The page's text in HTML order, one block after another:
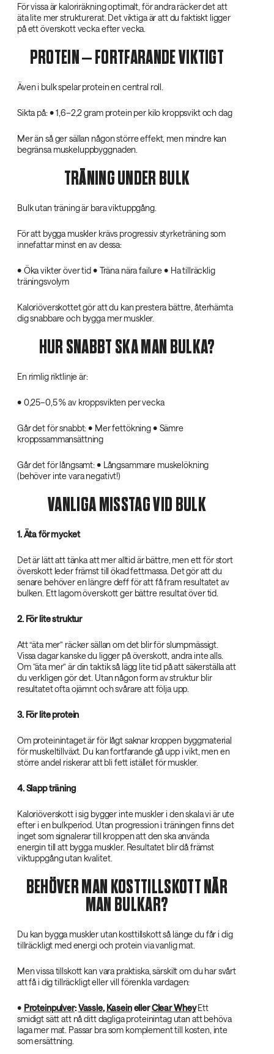
För vissa är kaloriräkning optimalt, för andra räcker det att
äta lite mer strukturerat. Det viktiga är att du faktiskt ligger
på ett överskott vecka efter vecka.
PROTEIN – FORTFARANDE VIKTIGT
Även i bulk spelar protein en central roll.
Sikta på: • 1,6–2,2 gram protein per kilo kroppsvikt och dag
Mer än så ger sällan någon större effekt, men mindre kan
begränsa muskeluppbyggnaden.
TRÄNING UNDER BULK
Bulk utan träning är bara viktuppgång.
För att bygga muskler krävs progressiv styrketräning som
innefattar minst en av dessa:
• Öka vikter över tid • Träna nära failure • Ha tillräcklig
träningsvolym
Kaloriöverskottet gör att du kan prestera bättre, återhämta
dig snabbare och bygga mer muskler.
HUR SNABBT SKA MAN BULKA?
En rimlig riktlinje är:
• 0,25–0,5 % av kroppsvikten per vecka
Går det för snabbt: • Mer fettökning • Sämre
kroppssammansättning
Går det för långsamt: • Långsammare muskelökning
(behöver inte vara negativt!)
VANLIGA MISSTAG VID BULK
1. Äta för mycket
Det är lätt att tänka att mer alltid är bättre, men ett för stort
överskott leder främst till ökad fettmassa. Det gör att du
senare behöver en längre deff för att få fram resultatet av
bulken. Ett lagom överskott ger bättre resultat över tid.
2. För lite struktur
Att “äta mer” räcker sällan om det blir för slumpmässigt.
Vissa dagar kanske du ligger på överskott, andra inte alls.
Om ”äta mer” är din taktik så lägg lite tid på att säkerställa att
du verkligen gör det. Utan någon form av struktur blir
resultatet ofta ojämnt och svårare att följa upp.
3. För lite protein
Om proteinintaget är för lågt saknar kroppen byggmaterial
för muskeltillväxt. Du kan fortfarande gå upp i vikt, men en
större andel riskerar att bli fett istället för muskler.
4. Slapp träning
Kaloriöverskott i sig bygger inte muskler i den skala vi är ute
efter i en bulkperiod. Utan progression i träningen finns det
inget som signalerar till kroppen att den ska använda
energin till att bygga muskler. Resultatet blir då främst
viktuppgång utan kvalitet.
BEHÖVER MAN KOSTTILLSKOTT NÄR
MAN BULKAR?
Du kan bygga muskler utan kosttillskott så länge du får i dig
tillräckligt med energi och protein via vanlig mat.
Men vissa tillskott kan vara praktiska, särskilt om du har svårt
att få i dig tillräckligt eller vill förenkla vardagen:
• Proteinpulver:Vassle, KaseinellerClear WheyEtt
smidigt sätt att nå ditt dagliga proteinintag utan att behöva
laga mer mat. Passar bra som komplement till kosten, inte
som ersättning.